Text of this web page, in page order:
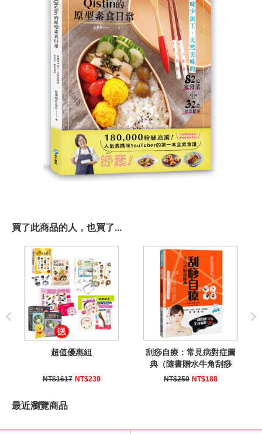
買了此商品的人，也買了...
超值優惠組
NT$1617 NT$239
刮痧自療：常見病對症圖
典（隨書贈水牛角刮痧
板）
NT$250 NT$188
最近瀏覽商品